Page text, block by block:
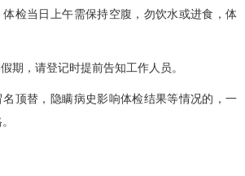
当日上午需保持空腹，勿饮水或进食，体
，请登记时提前告知工作人员。
替，隐瞒病史影响体检结果等情况的，一